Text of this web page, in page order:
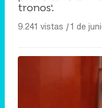
tronos'.
9.241 vistas |1 de